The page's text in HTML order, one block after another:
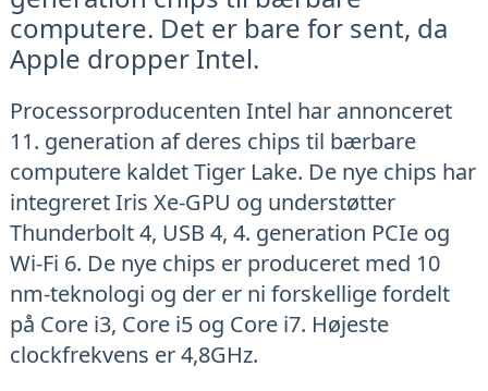
computere. Det er bare for sent, da
Apple dropper Intel.
Processorproducenten Intel har annonceret
11. generation af deres chips til bærbare
computere kaldet Tiger Lake. De nye chips har
integreret Iris Xe-GPU og understøtter
Thunderbolt 4, USB 4, 4. generation PCIe og
Wi-Fi 6. De nye chips er produceret med 10
nm-teknologi og der er ni forskellige fordelt
på Core i3, Core i5 og Core i7. Højeste
clockfrekvens er 4,8GHz.